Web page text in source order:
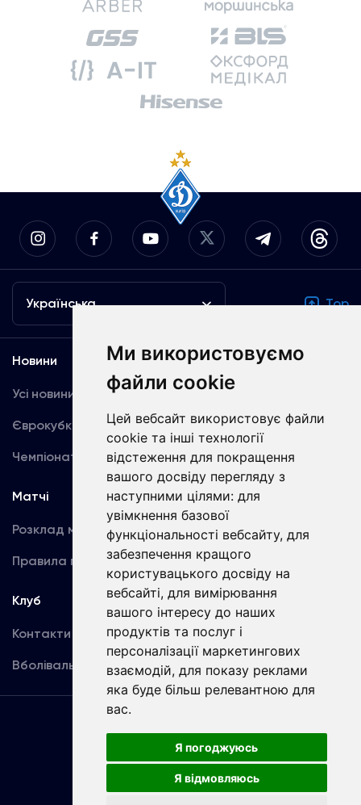
Ми використовуємо
файли cookie
Цей вебсайт використовує файли
cookie та інші технології
відстеження для покращення
вашого досвіду перегляду з
наступними цілями: для
увімкнення базової
функціональності вебсайту, для
забезпечення кращого
користувацького досвіду на
вебсайті, для вимірювання
вашого інтересу до наших
продуктів та послуг і
персоналізації маркетингових
взаємодій, для показу реклами
яка буде більш релевантною для
вас.
Я погоджуюсь
Я відмовляюсь
Українська Top
Новини
Усі новини
Єврокубки
Чемпіонат України
Медіа
Динамо TV
Фотогалерея
Акредитація
Матчі
Розклад матчів
Правила поведінки
Команда
Перша команда
U19
Клуб
Контакти
Вболівальникам
Угода
користувача
Copyright © ФК «Динамо» Київ